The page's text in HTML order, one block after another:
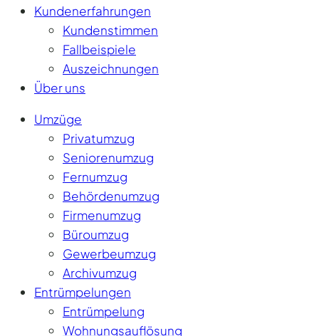
Kundenerfahrungen
Kundenstimmen
Fallbeispiele
Auszeichnungen
Über uns
Umzüge
Privatumzug
Seniorenumzug
Fernumzug
Behördenumzug
Firmenumzug
Büroumzug
Gewerbeumzug
Archivumzug
Entrümpelungen
Entrümpelung
Wohnungsauflösung